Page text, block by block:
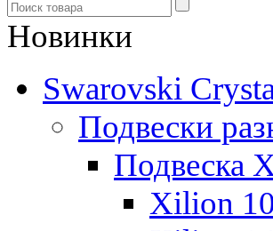
Новинки
Swarovski
Подвески
Подвеска
Xilion